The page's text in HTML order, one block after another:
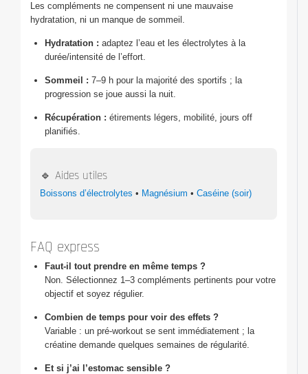
Les compléments ne compensent ni une mauvaise
hydratation, ni un manque de sommeil.
Hydratation : adaptez l’eau et les électrolytes à la
durée/intensité de l’effort.
Sommeil : 7–9 h pour la majorité des sportifs ; la
progression se joue aussi la nuit.
Récupération : étirements légers, mobilité, jours off
planifiés.
🔹 Aides utiles
Boissons d’électrolytes • Magnésium • Caséine (soir)
FAQ express
Faut-il tout prendre en même temps ?
Non. Sélectionnez 1–3 compléments pertinents pour votre
objectif et soyez régulier.
Combien de temps pour voir des effets ?
Variable : un pré-workout se sent immédiatement ; la
créatine demande quelques semaines de régularité.
Et si j’ai l’estomac sensible ?